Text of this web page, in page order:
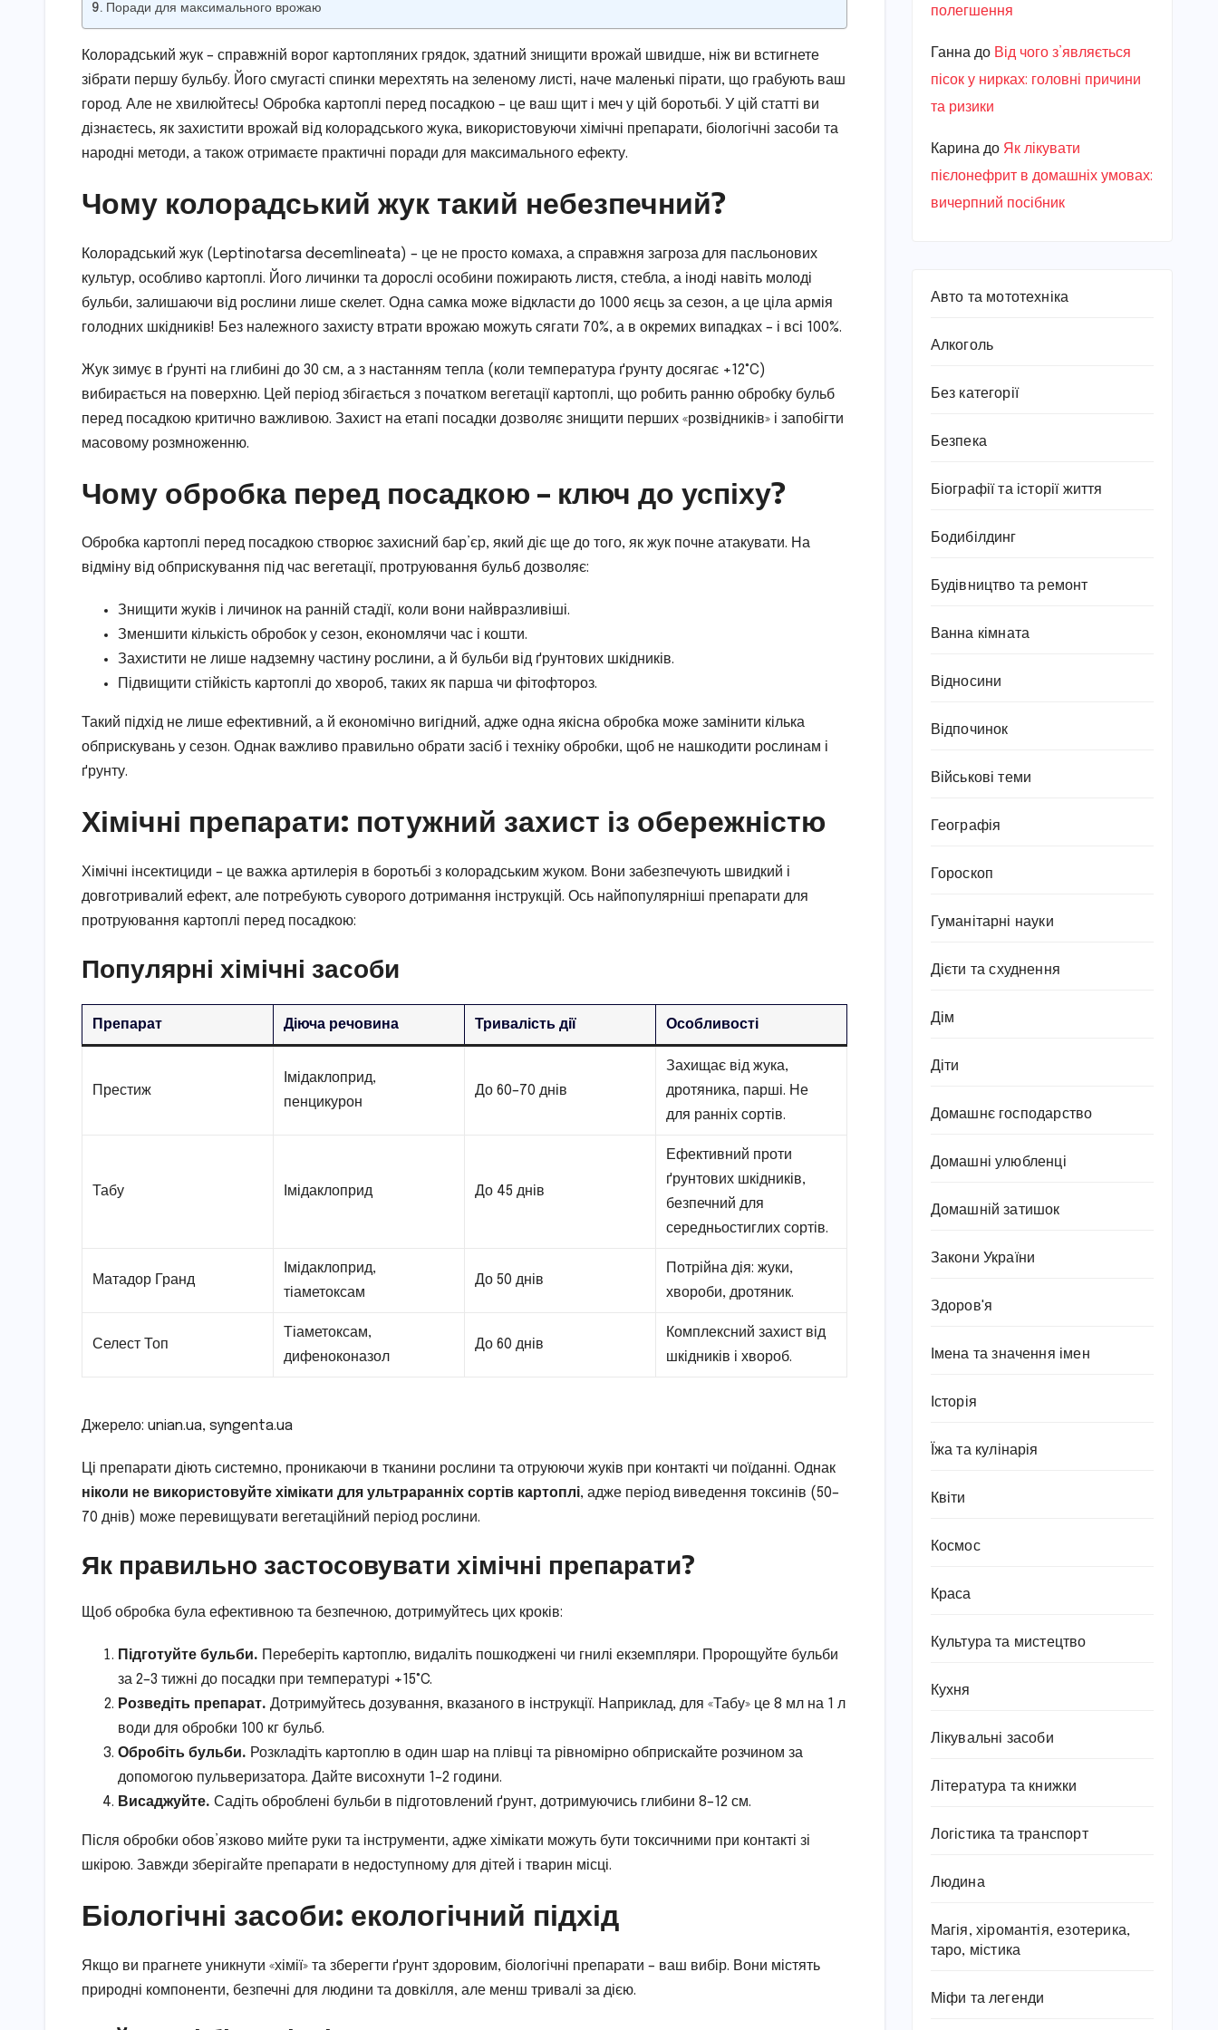
Поради для максимального врожаю
Колорадський жук – справжній ворог картопляних грядок, здатний знищити врожай швидше, ніж ви встигнете
зібрати першу бульбу. Його смугасті спинки мерехтять на зеленому листі, наче маленькі пірати, що грабують ваш
город. Але не хвилюйтесь! Обробка картоплі перед посадкою – це ваш щит і меч у цій боротьбі. У цій статті ви
дізнаєтесь, як захистити врожай від колорадського жука, використовуючи хімічні препарати, біологічні засоби та
народні методи, а також отримаєте практичні поради для максимального ефекту.
Чому колорадський жук такий небезпечний?
Колорадський жук (Leptinotarsa decemlineata) – це не просто комаха, а справжня загроза для пасльонових
культур, особливо картоплі. Його личинки та дорослі особини пожирають листя, стебла, а іноді навіть молоді
бульби, залишаючи від рослини лише скелет. Одна самка може відкласти до 1000 яєць за сезон, а це ціла армія
голодних шкідників! Без належного захисту втрати врожаю можуть сягати 70%, а в окремих випадках – і всі 100%.
Жук зимує в ґрунті на глибині до 30 см, а з настанням тепла (коли температура ґрунту досягає +12°C)
вибирається на поверхню. Цей період збігається з початком вегетації картоплі, що робить ранню обробку бульб
перед посадкою критично важливою. Захист на етапі посадки дозволяє знищити перших «розвідників» і запобігти
масовому розмноженню.
Чому обробка перед посадкою – ключ до успіху?
Обробка картоплі перед посадкою створює захисний бар’єр, який діє ще до того, як жук почне атакувати. На
відміну від обприскування під час вегетації, протруювання бульб дозволяє:
Знищити жуків і личинок на ранній стадії, коли вони найвразливіші.
Зменшити кількість обробок у сезон, економлячи час і кошти.
Захистити не лише надземну частину рослини, а й бульби від ґрунтових шкідників.
Підвищити стійкість картоплі до хвороб, таких як парша чи фітофтороз.
Такий підхід не лише ефективний, а й економічно вигідний, адже одна якісна обробка може замінити кілька
обприскувань у сезон. Однак важливо правильно обрати засіб і техніку обробки, щоб не нашкодити рослинам і
ґрунту.
Хімічні препарати: потужний захист із обережністю
Хімічні інсектициди – це важка артилерія в боротьбі з колорадським жуком. Вони забезпечують швидкий і
довготривалий ефект, але потребують суворого дотримання інструкцій. Ось найпопулярніші препарати для
протруювання картоплі перед посадкою:
Популярні хімічні засоби
Препарат Діюча речовина Тривалість дії Особливості
Престиж
Імідаклоприд,
пенцикурон
До 60–70 днів
Захищає від жука,
дротяника, парші. Не
для ранніх сортів.
Табу Імідаклоприд До 45 днів
Ефективний проти
ґрунтових шкідників,
безпечний для
середньостиглих сортів.
Матадор Гранд
Імідаклоприд,
тіаметоксам
До 50 днів
Потрійна дія: жуки,
хвороби, дротяник.
Селест Топ
Тіаметоксам,
дифеноконазол
До 60 днів
Комплексний захист від
шкідників і хвороб.
Джерело: unian.ua, syngenta.ua
Ці препарати діють системно, проникаючи в тканини рослини та отруюючи жуків при контакті чи поїданні. Однак
ніколи не використовуйте хімікати для ультраранніх сортів картоплі, адже період виведення токсинів (50–
70 днів) може перевищувати вегетаційний період рослини.
Як правильно застосовувати хімічні препарати?
Щоб обробка була ефективною та безпечною, дотримуйтесь цих кроків:
Підготуйте бульби. Переберіть картоплю, видаліть пошкоджені чи гнилі екземпляри. Пророщуйте бульби
за 2–3 тижні до посадки при температурі +15°C.
Розведіть препарат. Дотримуйтесь дозування, вказаного в інструкції. Наприклад, для «Табу» це 8 мл на 1 л
води для обробки 100 кг бульб.
Обробіть бульби. Розкладіть картоплю в один шар на плівці та рівномірно обприскайте розчином за
допомогою пульверизатора. Дайте висохнути 1–2 години.
Висаджуйте. Садіть оброблені бульби в підготовлений ґрунт, дотримуючись глибини 8–12 см.
Після обробки обов’язково мийте руки та інструменти, адже хімікати можуть бути токсичними при контакті зі
шкірою. Завжди зберігайте препарати в недоступному для дітей і тварин місці.
Біологічні засоби: екологічний підхід
Якщо ви прагнете уникнути «хімії» та зберегти ґрунт здоровим, біологічні препарати – ваш вибір. Вони містять
природні компоненти, безпечні для людини та довкілля, але менш тривалі за дією.
полегшення
Ганнадо Від чого з’являється
пісок у нирках: головні причини
та ризики
Каринадо Як лікувати
пієлонефрит в домашніх умовах:
вичерпний посібник
Авто та мототехніка
Алкоголь
Без категорії
Безпека
Біографії та історії життя
Бодибілдинг
Будівництво та ремонт
Ванна кімната
Відносини
Відпочинок
Військові теми
Географія
Гороскоп
Гуманітарні науки
Дієти та схуднення
Дім
Діти
Домашнє господарство
Домашні улюбленці
Домашній затишок
Закони України
Здоров'я
Імена та значення імен
Історія
Їжа та кулінарія
Квіти
Космос
Краса
Культура та мистецтво
Кухня
Лікувальні засоби
Література та книжки
Логістика та транспорт
Людина
Магія, хіромантія, езотерика,
таро, містика
Міфи та легенди